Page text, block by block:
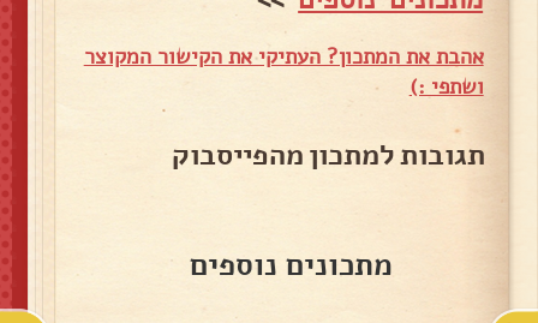
אהבת את המתכון? העתיקי את הקישור המקוצר
ושתפי :)
תגובות למתכון מהפייסבוק
מתכונים נוספים